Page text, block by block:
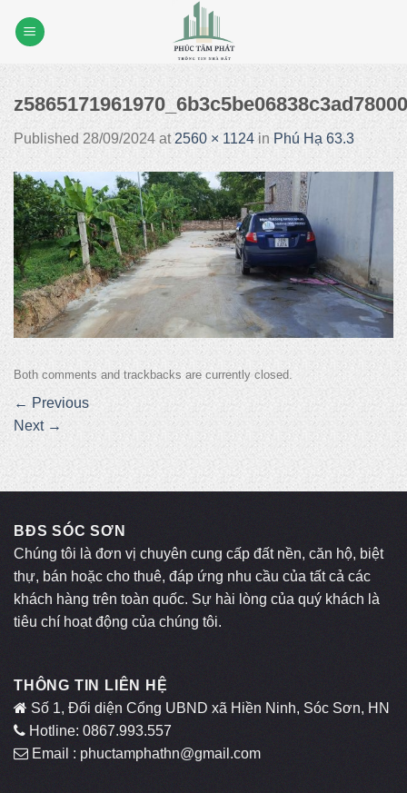
Published 28/09/2024 at2560 × 1124in Phú Hạ 63.3
Both comments and trackbacks are currently closed.
← Previous
Next →
BĐS SÓC SƠN
Chúng tôi là đơn vị chuyên cung cấp đất nền, căn hộ, biệt
thự, bán hoặc cho thuê, đáp ứng nhu cầu của tất cả các
khách hàng trên toàn quốc. Sự hài lòng của quý khách là
tiêu chí hoạt động của chúng tôi.
THÔNG TIN LIÊN HỆ
Số 1, Đối diện Cổng UBND xã Hiền Ninh, Sóc Sơn, HN
Hotline: 0867.993.557
Email : phuctamphathn@gmail.com